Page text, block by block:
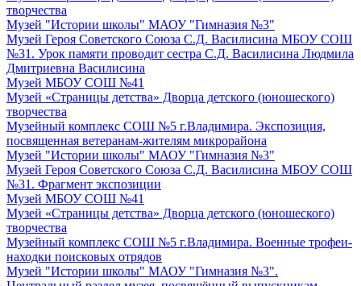
творчества
Музей "Истории школы" МАОУ "Гимназия №3"
Музей Героя Советского Союза С.Д. Василисина МБОУ СОШ
№31. Урок памяти проводит сестра С.Д. Василисина Людмила
Дмитриевна Василисина
Музей МБОУ СОШ №41
Музей «Страницы детства» Дворца детского (юношеского)
творчества
Музейный комплекс СОШ №5 г.Владимира. Экспозиция,
посвященная ветеранам-жителям микрорайона
Музей "Истории школы" МАОУ "Гимназия №3"
Музей Героя Советского Союза С.Д. Василисина МБОУ СОШ
№31. Фрагмент экспозиции
Музей МБОУ СОШ №41
Музей «Страницы детства» Дворца детского (юношеского)
творчества
Музейный комплекс СОШ №5 г.Владимира. Военные трофеи-
находки поисковых отрядов
Музей "Истории школы" МАОУ "Гимназия №3".